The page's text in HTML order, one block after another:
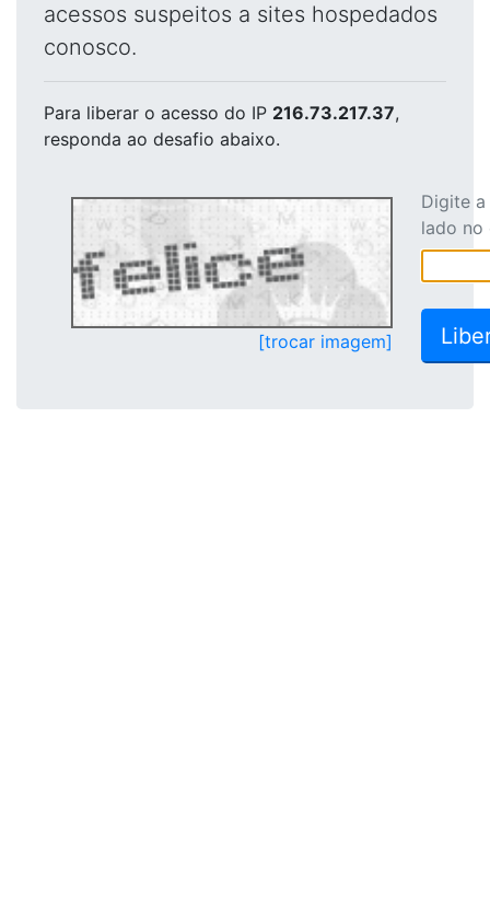
acessos suspeitos a sites hospedados
conosco.
Para liberar o acesso do IP 216.73.217.37,
responda ao desafio abaixo.
[trocar imagem]
Digite
lado no